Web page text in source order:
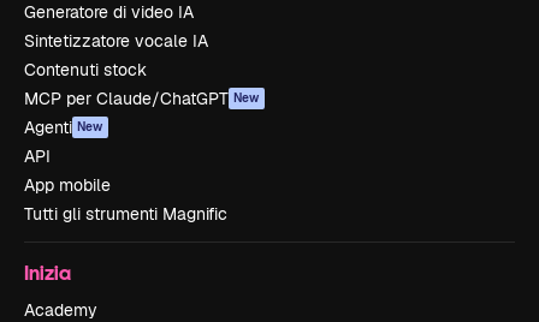
Generatore di video IA
Sintetizzatore vocale IA
Contenuti stock
MCP per Claude/ChatGPT New
Agenti New
API
App mobile
Tutti gli strumenti Magnific
Inizia
Academy